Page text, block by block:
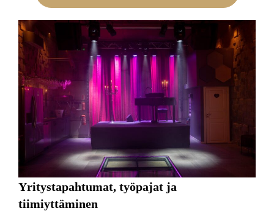
Yritystapahtumat, työpajat ja
tiimiyttäminen